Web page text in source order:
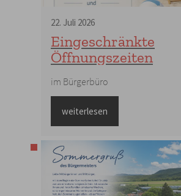
22. Juli 2026
Eingeschränkte
Öffnungszeiten
im Bürgerbüro
weiterlesen